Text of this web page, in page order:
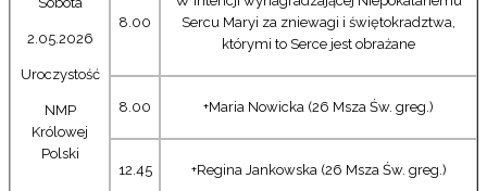
2.05.2026
Uroczystość
NMP
Królowej
Polski
8.00
Sercu Maryi za zniewagi i świętokradztwa,
którymi to Serce jest obrażane
8.00 +Maria Nowicka (26 Msza Św. greg.)
12.45 +Regina Jankowska (26 Msza Św. greg.)